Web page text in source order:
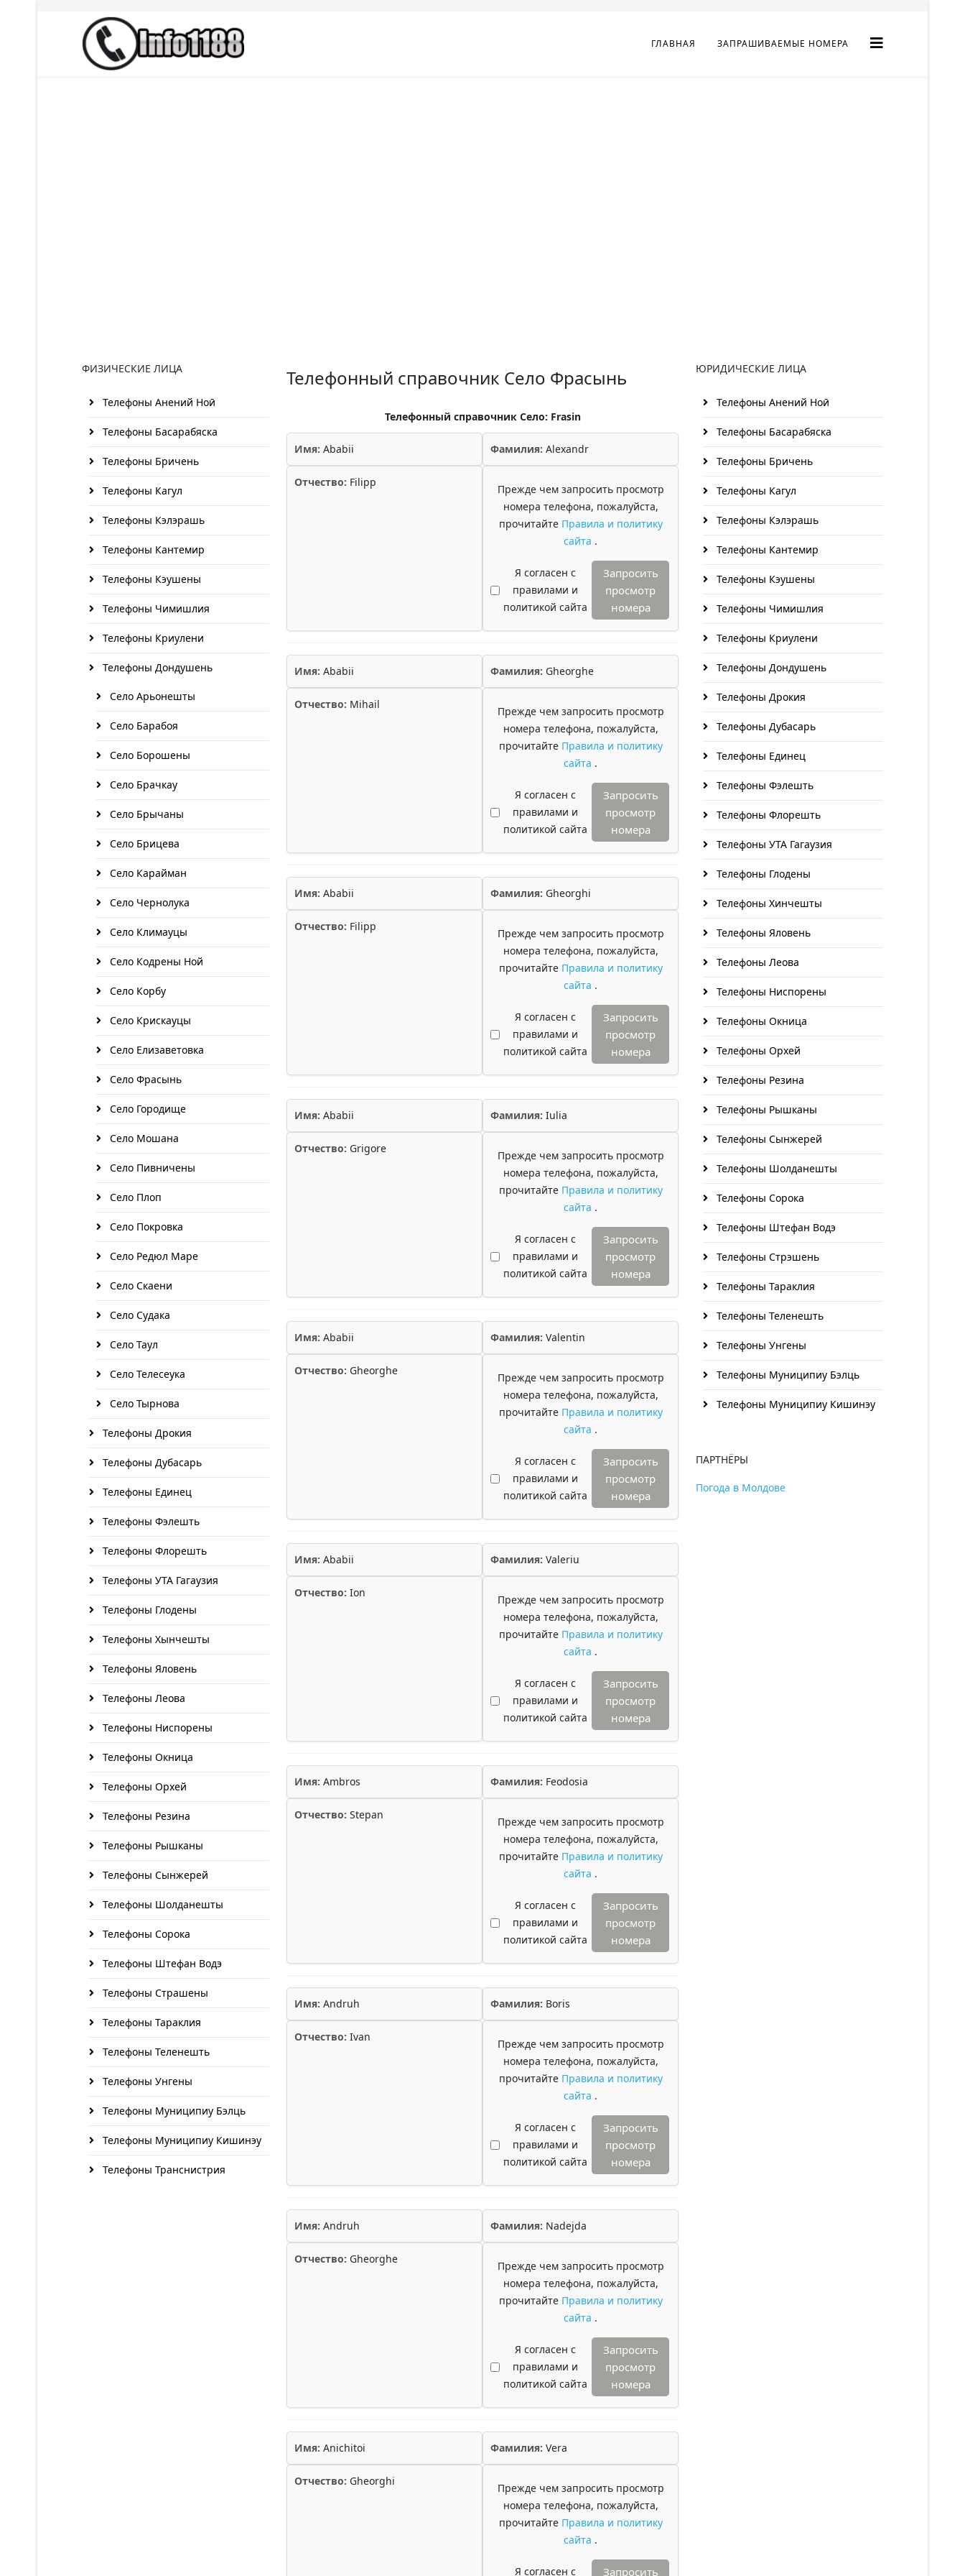
ГЛАВНАЯ ЗАПРАШИВАЕМЫЕ НОМЕРА
ФИЗИЧЕСКИЕ ЛИЦА
Телефоны Анений Ноӣ
Телефоны Басарабяска
Телефоны Бричень
Телефоны Кагул
Телефоны Кэлэрашь
Телефоны Кантемир
Телефоны Кэушены
Телефоны Чимишлия
Телефоны Криулени
Телефоны Дондушень
Село Арьонешты
Село Барабоя
Село Борошены
Село Брачкау
Село Брычаны
Село Брицева
Село Карайман
Село Чернолука
Село Климауцы
Село Кодрены Ной
Село Корбу
Село Крискауцы
Село Елизаветовка
Село Фрасынь
Село Городище
Село Мошана
Село Пивничены
Село Плоп
Село Покровка
Село Редюл Маре
Село Скаени
Село Судака
Село Таул
Село Телесеука
Село Тырнова
Телефоны Дрокия
Телефоны Дубасарь
Телефоны Единец
Телефоны Фэлешть
Телефоны Флорешть
Телефоны УТА Гагаузия
Телефоны Глодены
Телефоны Хынчешты
Телефоны Яловень
Телефоны Леова
Телефоны Ниспорены
Телефоны Окница
Телефоны Орхей
Телефоны Резина
Телефоны Рышканы
Телефоны Сынжерей
Телефоны Шолданешты
Телефоны Сорока
Телефоны Штефан Водэ
Телефоны Страшены
Телефоны Тараклия
Телефоны Теленешть
Телефоны Унгены
Телефоны Муниципиу Бэлць
Телефоны Муниципиу Кишинэу
Телефоны Транснистрия
Телефонный справочник Село Фрасынь
Телефонный справочник Село: Frasin
Имя: Ababii Фамилия: Alexandr
Отчество: Filipp
Прежде чем запросить просмотр
номера телефона, пожалуйста,
прочитайте Правила и политику
сайта .
Я согласен с
правилами и
политикой сайта
Запросить
просмотр
номера
Имя: Ababii Фамилия: Gheorghe
Отчество: Mihail
Прежде чем запросить просмотр
номера телефона, пожалуйста,
прочитайте Правила и политику
сайта .
Я согласен с
правилами и
политикой сайта
Запросить
просмотр
номера
Имя: Ababii Фамилия: Gheorghi
Отчество: Filipp
Прежде чем запросить просмотр
номера телефона, пожалуйста,
прочитайте Правила и политику
сайта .
Я согласен с
правилами и
политикой сайта
Запросить
просмотр
номера
Имя: Ababii Фамилия: Iulia
Отчество: Grigore
Прежде чем запросить просмотр
номера телефона, пожалуйста,
прочитайте Правила и политику
сайта .
Я согласен с
правилами и
политикой сайта
Запросить
просмотр
номера
Имя: Ababii Фамилия: Valentin
Отчество: Gheorghe
Прежде чем запросить просмотр
номера телефона, пожалуйста,
прочитайте Правила и политику
сайта .
Я согласен с
правилами и
политикой сайта
Запросить
просмотр
номера
Имя: Ababii Фамилия: Valeriu
Отчество: Ion
Прежде чем запросить просмотр
номера телефона, пожалуйста,
прочитайте Правила и политику
сайта .
Я согласен с
правилами и
политикой сайта
Запросить
просмотр
номера
Имя: Ambros Фамилия: Feodosia
Отчество: Stepan
Прежде чем запросить просмотр
номера телефона, пожалуйста,
прочитайте Правила и политику
сайта .
Я согласен с
правилами и
политикой сайта
Запросить
просмотр
номера
Имя: Andruh Фамилия: Boris
Отчество: Ivan
Прежде чем запросить просмотр
номера телефона, пожалуйста,
прочитайте Правила и политику
сайта .
Я согласен с
правилами и
политикой сайта
Запросить
просмотр
номера
Имя: Andruh Фамилия: Nadejda
Отчество: Gheorghe
Прежде чем запросить просмотр
номера телефона, пожалуйста,
прочитайте Правила и политику
сайта .
Я согласен с
правилами и
политикой сайта
Запросить
просмотр
номера
Имя: Anichitoi Фамилия: Vera
Отчество: Gheorghi
Прежде чем запросить просмотр
номера телефона, пожалуйста,
прочитайте Правила и политику
сайта .
Я согласен с Запросить
ЮРИДИЧЕСКИЕ ЛИЦА
Телефоны Анений Ноӣ
Телефоны Басарабяска
Телефоны Бричень
Телефоны Кагул
Телефоны Кэлэрашь
Телефоны Кантемир
Телефоны Кэушены
Телефоны Чимишлия
Телефоны Криулени
Телефоны Дондушень
Телефоны Дрокия
Телефоны Дубасарь
Телефоны Единец
Телефоны Фэлешть
Телефоны Флорешть
Телефоны УТА Гагаузия
Телефоны Глодены
Телефоны Хинчешты
Телефоны Яловень
Телефоны Леова
Телефоны Ниспорены
Телефоны Окница
Телефоны Орхей
Телефоны Резина
Телефоны Рышканы
Телефоны Сынжерей
Телефоны Шолданешты
Телефоны Сорока
Телефоны Штефан Водэ
Телефоны Стрэшень
Телефоны Тараклия
Телефоны Теленешть
Телефоны Унгены
Телефоны Муниципиу Бэлць
Телефоны Муниципиу Кишинэу
ПАРТНЁРЫ
Погода в Молдове